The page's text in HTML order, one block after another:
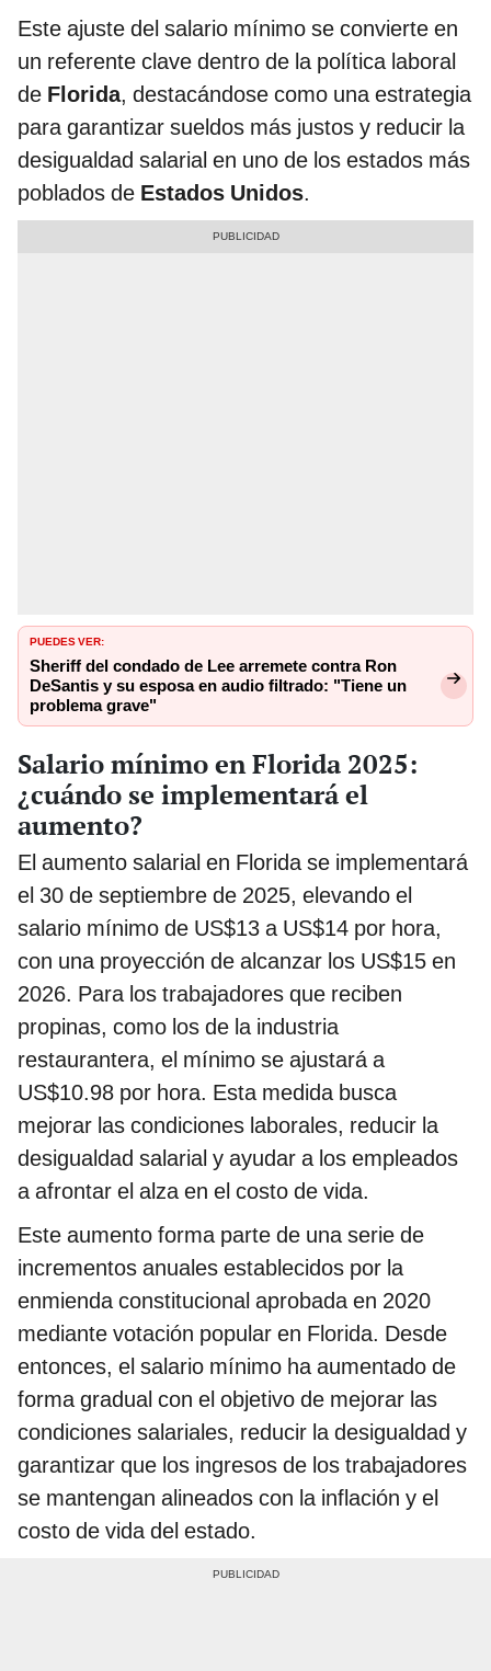
Este ajuste del salario mínimo se convierte en
un referente clave dentro de la política laboral
de Florida, destacándose como una estrategia
para garantizar sueldos más justos y reducir la
desigualdad salarial en uno de los estados más
poblados de Estados Unidos.
PUEDES VER:
Sheriff del condado de Lee arremete contra Ron
DeSantis y su esposa en audio filtrado: "Tiene un
problema grave"
Salario mínimo en Florida 2025:
¿cuándo se implementará el
aumento?
El aumento salarial en Florida se implementará
el 30 de septiembre de 2025, elevando el
salario mínimo de US$13 a US$14 por hora,
con una proyección de alcanzar los US$15 en
2026. Para los trabajadores que reciben
propinas, como los de la industria
restaurantera, el mínimo se ajustará a
US$10.98 por hora. Esta medida busca
mejorar las condiciones laborales, reducir la
desigualdad salarial y ayudar a los empleados
a afrontar el alza en el costo de vida.
Este aumento forma parte de una serie de
incrementos anuales establecidos por la
enmienda constitucional aprobada en 2020
mediante votación popular en Florida. Desde
entonces, el salario mínimo ha aumentado de
forma gradual con el objetivo de mejorar las
condiciones salariales, reducir la desigualdad y
garantizar que los ingresos de los trabajadores
se mantengan alineados con la inflación y el
costo de vida del estado.